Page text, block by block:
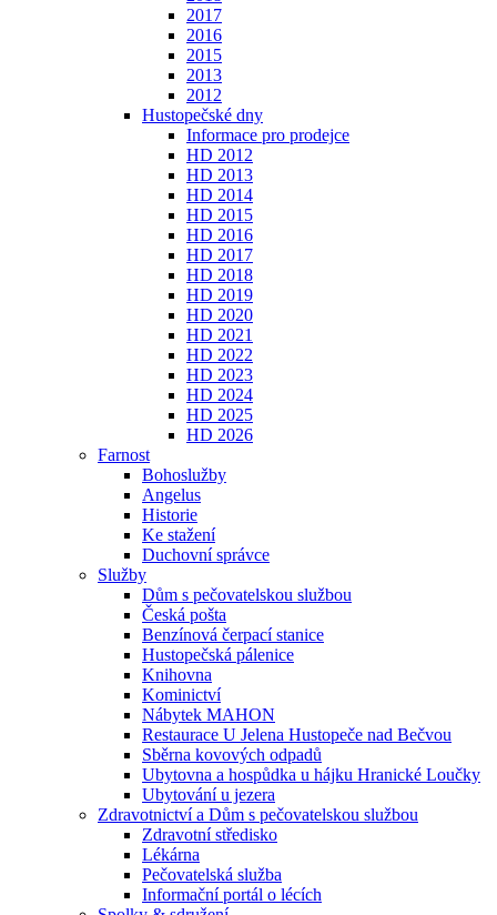
2017
2016
2015
2013
2012
Hustopečské dny
Informace pro prodejce
HD 2012
HD 2013
HD 2014
HD 2015
HD 2016
HD 2017
HD 2018
HD 2019
HD 2020
HD 2021
HD 2022
HD 2023
HD 2024
HD 2025
HD 2026
Farnost
Bohoslužby
Angelus
Historie
Ke stažení
Duchovní správce
Služby
Dům s pečovatelskou službou
Česká pošta
Benzínová čerpací stanice
Hustopečská pálenice
Knihovna
Kominictví
Nábytek MAHON
Restaurace U Jelena Hustopeče nad Bečvou
Sběrna kovových odpadů
Ubytovna a hospůdka u hájku Hranické Loučky
Ubytování u jezera
Zdravotnictví a Dům s pečovatelskou službou
Zdravotní středisko
Lékárna
Pečovatelská služba
Informační portál o lécích